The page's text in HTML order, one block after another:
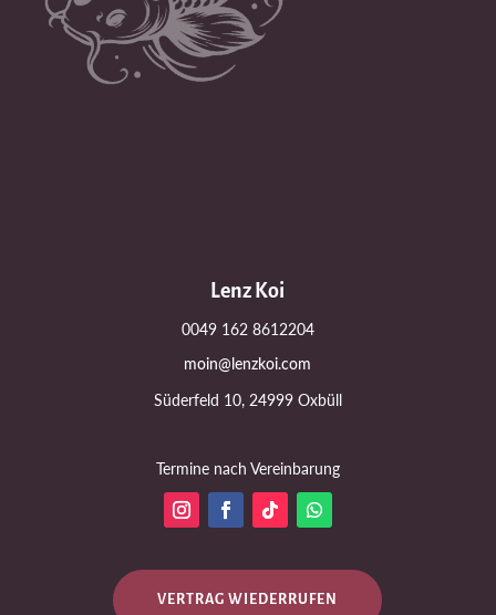
Lenz Koi
0049 162 8612204
moin@lenzkoi.com
Süderfeld 10, 24999 Oxbüll
Termine nach Vereinbarung
VERTRAG WIEDERRUFEN